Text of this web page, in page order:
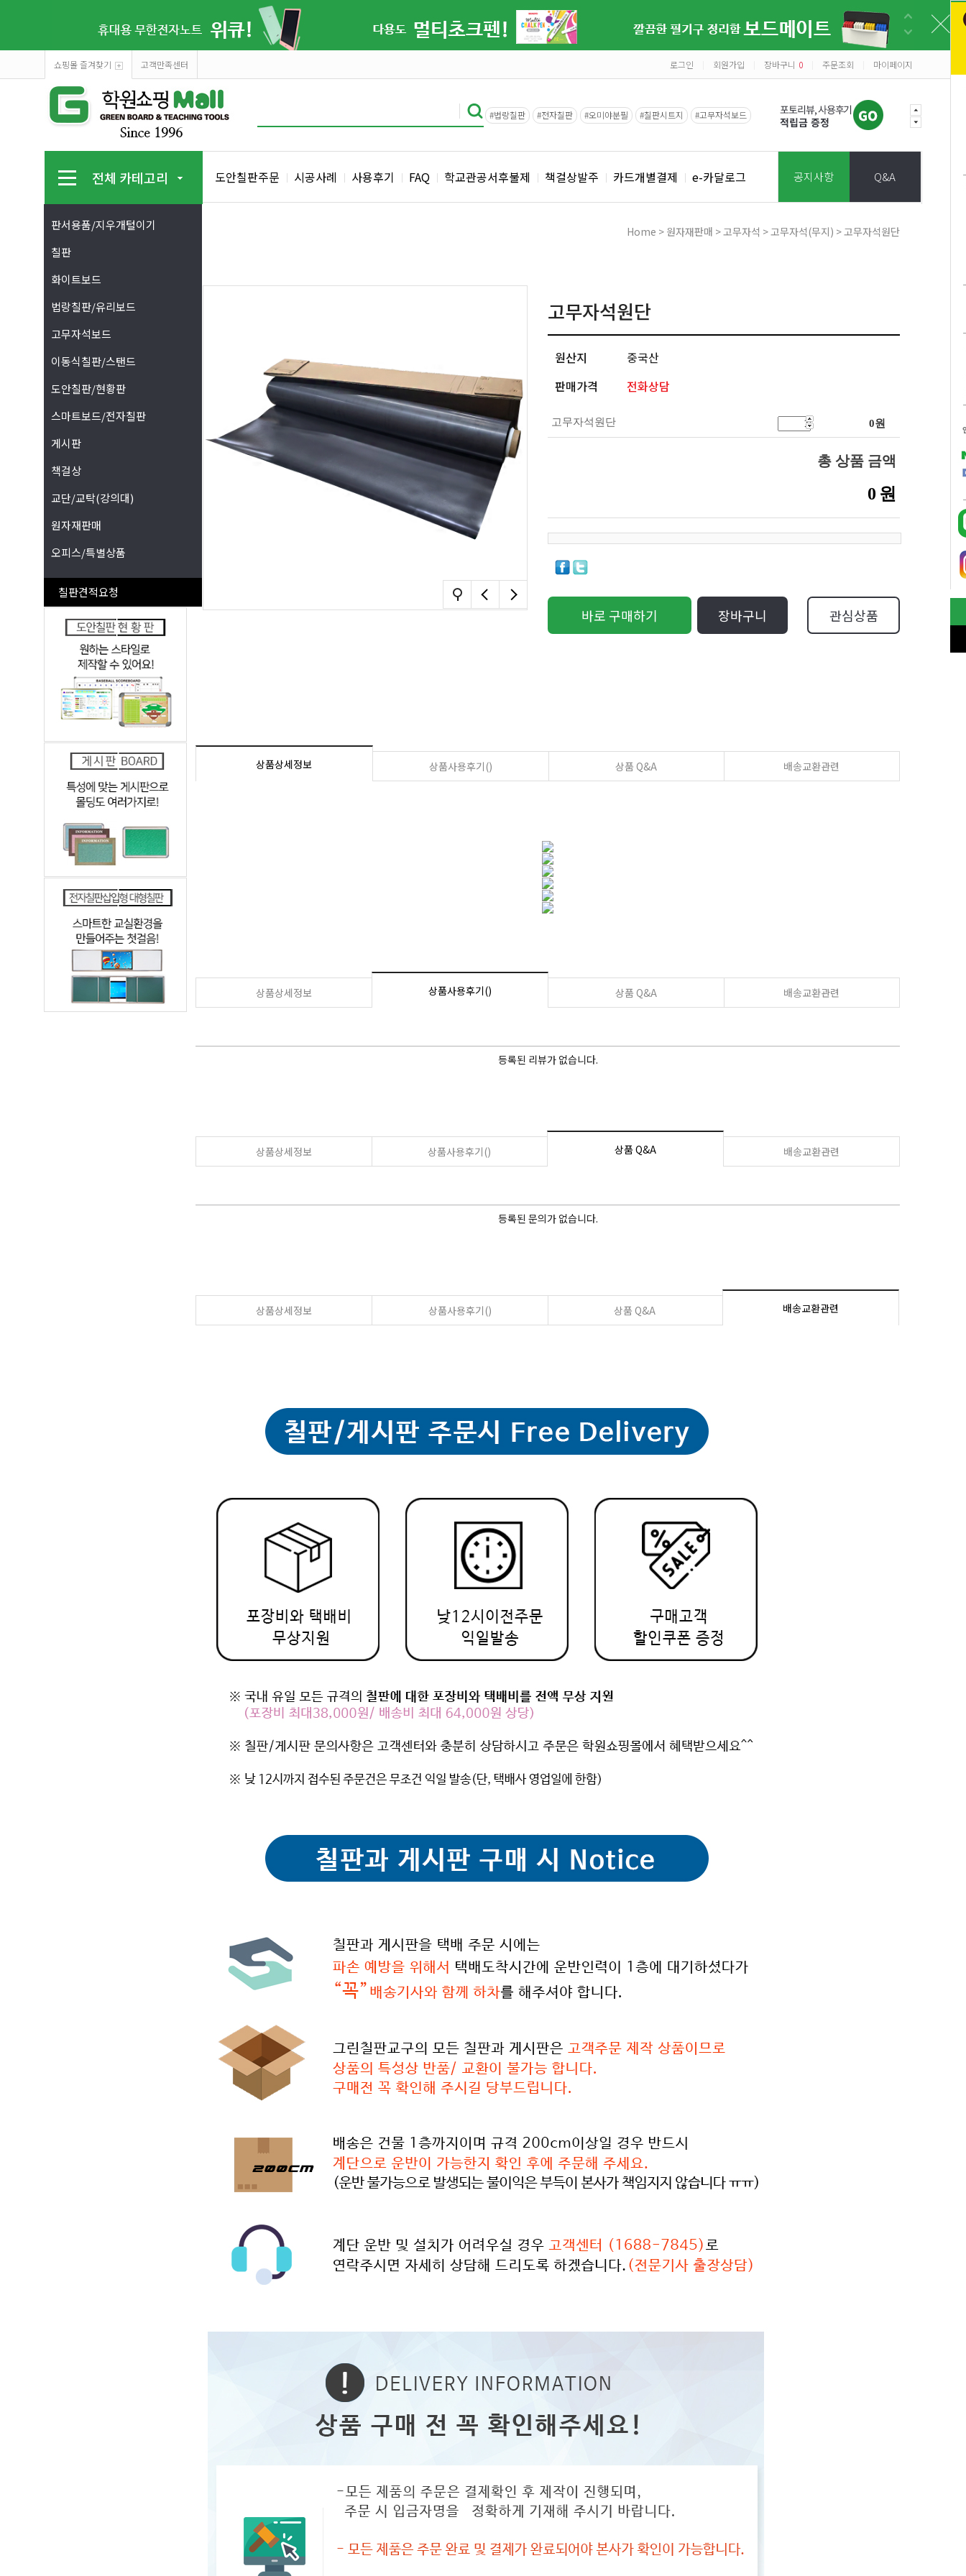
쇼핑몰 즐겨찾기 고객만족센터 로그인 회원가입 장바구니 0 주문조회 마이페이지
#법랑칠판 #전자칠판 #오미야분필 #칠판시트지 #고무자석보드
전체 카테고리 도안칠판주문 시공사례 사용후기 FAQ 학교관공서후불제 책걸상발주 카드개별결제 e-카달로그 공지사항 Q&A
판서용품/지우개털이기
칠판
화이트보드
법랑칠판/유리보드
고무자석보드
이동식칠판/스탠드
도안칠판/현황판
스마트보드/전자칠판
게시판
책걸상
교단/교탁(강의대)
원자재판매
오피스/특별상품
칠판견적요청
Home > 원자재판매 >고무자석 >고무자석(무지) > 고무자석원단
고무자석원단
원산지
중국산
판매가격
전화상담
고무자석원단 0원
총 상품 금액
0 원
바로 구매하기 장바구니 관심상품
상품상세정보 상품사용후기() 상품 Q&A 배송교환관련
상품상세정보 상품사용후기() 상품 Q&A 배송교환관련
등록된 리뷰가 없습니다.
상품상세정보 상품사용후기() 상품 Q&A 배송교환관련
등록된 문의가 없습니다.
상품상세정보 상품사용후기() 상품 Q&A 배송교환관련